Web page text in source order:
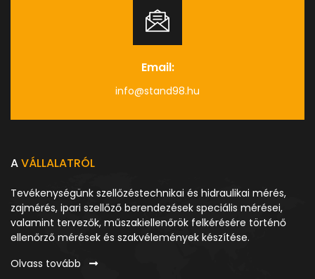
Email:
info@stand98.hu
AVÁLLALATRÓL
Tevékenységünk szellőzéstechnikai és hidraulikai mérés,
zajmérés, ipari szellőző berendezések speciális mérései,
valamint tervezők, műszakiellenőrök felkérésére történő
ellenőrző mérések és szakvélemények készítése.
Olvass tovább